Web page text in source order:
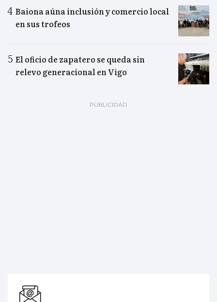
Baiona aúna inclusión y comercio local
en sus trofeos
El oficio de zapatero se queda sin
relevo generacional en Vigo